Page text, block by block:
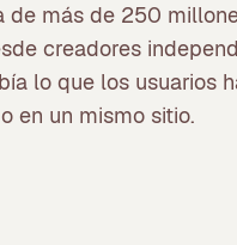
más de 250
creadores
lo que los usuarios
en un mismo sitio.